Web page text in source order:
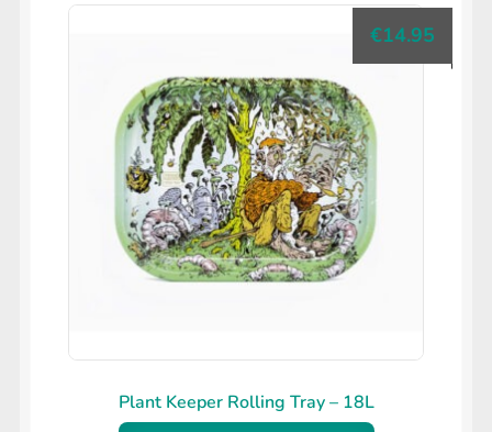
Plant Keeper Rolling Tray – 18L
€14.95